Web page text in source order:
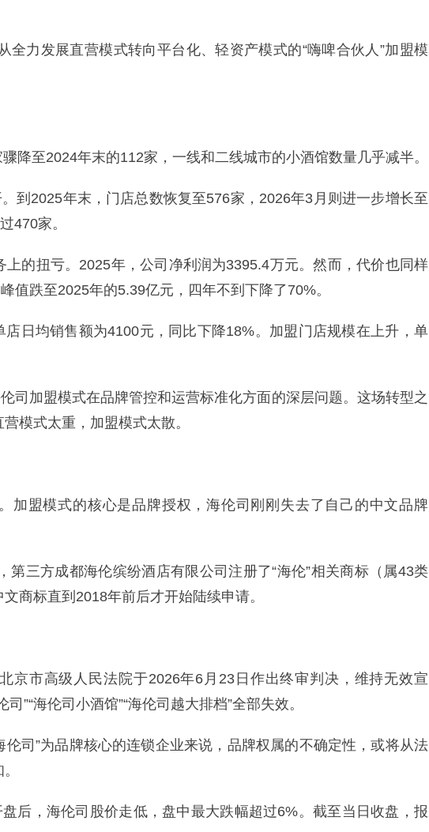
全力发展直营模式转向平台化、轻资产模式的“嗨啤合伙人”加盟模
降至2024年末的112家，一线和二线城市的小酒馆数量几乎减半。
到2025年末，门店总数恢复至576家，2026年3月则进一步增长至
470家。
上的扭亏。2025年，公司净利润为3395.4万元。然而，代价也同样
值跌至2025年的5.39亿元，四年不到下降了70%。
店日均销售额为4100元，同比下降18%。加盟门店规模在上升，单
司加盟模式在品牌管控和运营标准化方面的深层问题。这场转型之
模式太重，加盟模式太散。
加盟模式的核心是品牌授权，海伦司刚刚失去了自己的中文品牌
第三方成都海伦缤纷酒店有限公司注册了“海伦”相关商标（属43类
商标直到2018年前后才开始陆续申请。
京市高级人民法院于2026年6月23日作出终审判决，维持无效宣
”“海伦司小酒馆”“海伦司越大排档”全部失效。
伦司”为品牌核心的连锁企业来说，品牌权属的不确定性，或将从法
后，海伦司股价走低，盘中最大跌幅超过6%。截至当日收盘，报